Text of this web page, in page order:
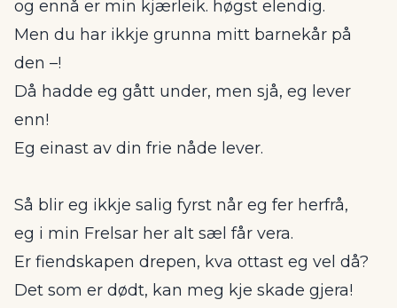
og ennå er min kjærleik. høgst elendig.
Men du har ikkje grunna mitt barnekår på
den –!
Då hadde eg gått under, men sjå, eg lever
enn!
Eg einast av din frie nåde lever.
Så blir eg ikkje salig fyrst når eg fer herfrå,
eg i min Frelsar her alt sæl får vera.
Er fiendskapen drepen, kva ottast eg vel då?
Det som er dødt, kan meg kje skade gjera!